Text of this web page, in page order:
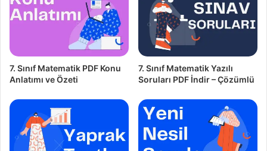
7. Sınıf Matematik PDF Konu
Anlatımı ve Özeti
7. Sınıf Matematik Yazılı
Soruları PDF İndir – Çözümlü